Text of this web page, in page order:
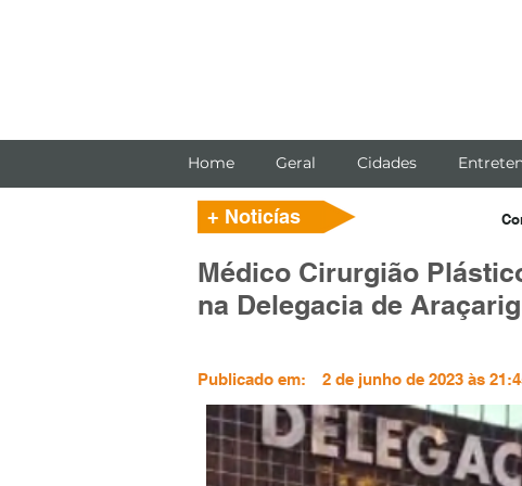
Home Geral Cidades
+ Noticías
Médico Cirurgião
na Delegacia de
Publicado em: 2 de junho de 2023 às